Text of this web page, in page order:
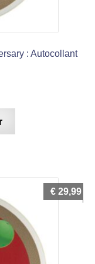
: Autocollant
€ 29,99